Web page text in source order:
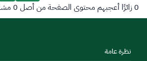
0 زائرًا أعجبهم محتوى الصفحة من أصل 0 مشاركة
نظرة عامة